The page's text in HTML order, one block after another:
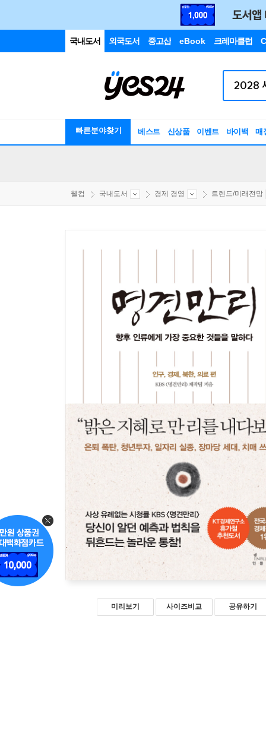
국내도서 외국도서 중고샵 eBook 크레마클럽
빠른분야찾기 베스트 신상품 이벤트 바이백 매
웰컴 국내도서 경제 경영 트렌드/미래전망
미리보기 사이즈비교 공유하기